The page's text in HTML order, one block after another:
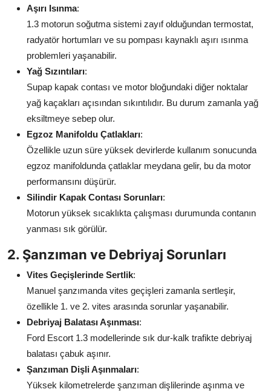
Aydınlatma & Görüş
Şanzıman & Aktarma
Dizel Sistemler
Multimedya & Elektronik
Aşırı Isınma:
1.3 motorun soğutma sistemi zayıf olduğundan termostat,
radyatör hortumları ve su pompası kaynaklı aşırı ısınma
problemleri yaşanabilir.
Yağ Sızıntıları:
Supap kapak contası ve motor bloğundaki diğer noktalar
yağ kaçakları açısından sıkıntılıdır. Bu durum zamanla yağ
eksiltmeye sebep olur.
Egzoz Manifoldu Çatlakları:
Özellikle uzun süre yüksek devirlerde kullanım sonucunda
egzoz manifoldunda çatlaklar meydana gelir, bu da motor
performansını düşürür.
Silindir Kapak Contası Sorunları:
Motorun yüksek sıcaklıkta çalışması durumunda contanın
yanması sık görülür.
2. Şanzıman ve Debriyaj Sorunları
Vites Geçişlerinde Sertlik:
Manuel şanzımanda vites geçişleri zamanla sertleşir,
özellikle 1. ve 2. vites arasında sorunlar yaşanabilir.
Debriyaj Balatası Aşınması:
Ford Escort 1.3 modellerinde sık dur-kalk trafikte debriyaj
balatası çabuk aşınır.
Şanzıman Dişli Aşınmaları:
Yüksek kilometrelerde şanzıman dişlilerinde aşınma ve